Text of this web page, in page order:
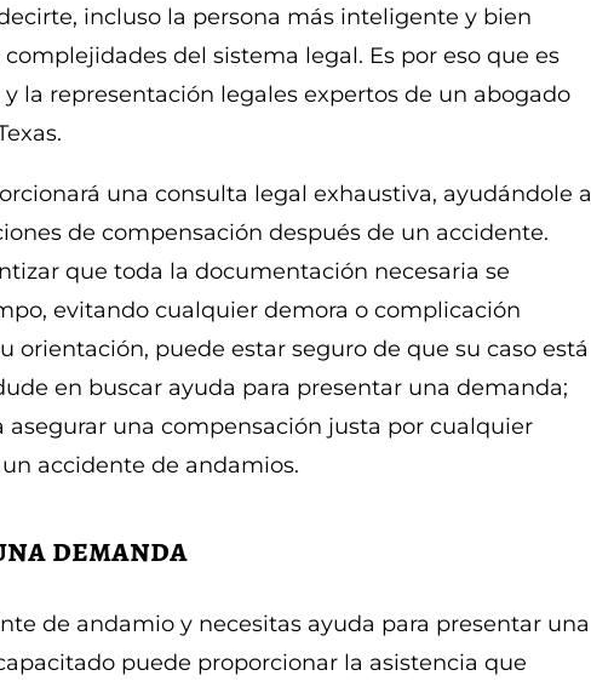
incluso la persona más inteligente y bien
del sistema legal. Es por eso que es
la representación legales expertos de un abogado
una consulta legal exhaustiva, ayudándole a
de compensación después de un accidente.
que toda la documentación necesaria se
evitando cualquier demora o complicación
orientación, puede estar seguro de que su caso está
en buscar ayuda para presentar una demanda;
una compensación justa por cualquier
accidente de andamios.
demanda
de andamio y necesitas ayuda para presentar una
puede proporcionar la asistencia que